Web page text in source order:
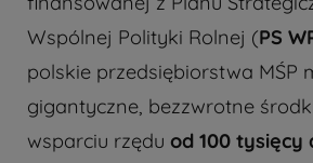
Wspólnej Polityki Rolnej (PS
polskie przedsiębiorstwa MŚP
gigantyczne, bezzwrotne
wsparciu rzędu od 100 tysięcy